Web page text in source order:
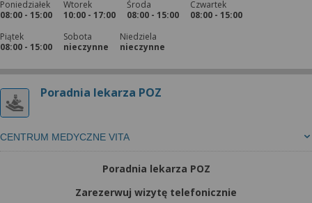
Poniedziałek
08:00 - 15:00
Wtorek
10:00 - 17:00
Środa
08:00 - 15:00
Czwartek
08:00 - 15:00
Piątek
08:00 - 15:00
Sobota
nieczynne
Niedziela
nieczynne
Poradnia lekarza POZ
CENTRUM MEDYCZNE VITA
Poradnia lekarza POZ
Zarezerwuj wizytę telefonicznie